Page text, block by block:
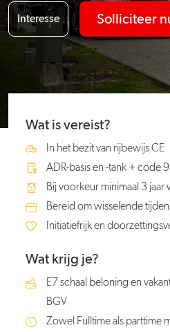
Interesse Solliciteer
Wat is vereist?
In het bezit van rijbewijs CE
ADR-basis en -tank + code
Bij voorkeur minimaal 3 jaar
Bereid om wisselende
Initiatiefrijk en
Wat krijg je?
E7 schaal beloning en
BGV
Zowel Fulltime als parttime